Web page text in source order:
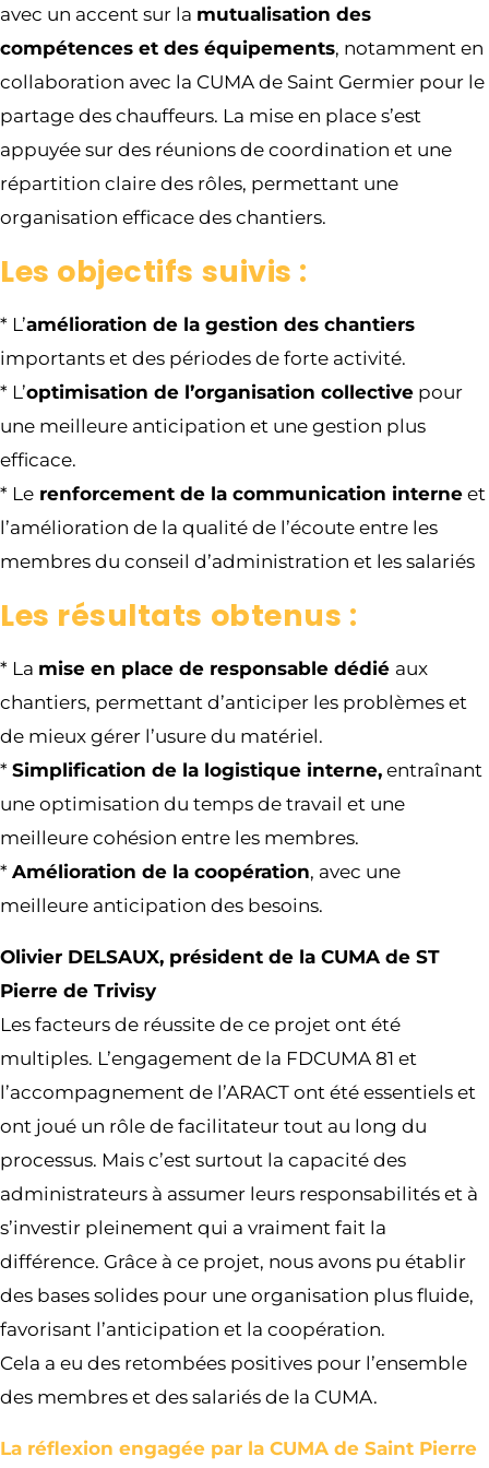
avec un accent sur la mutualisation des
compétences et des équipements, notamment en
collaboration avec la CUMA de Saint Germier pour le
partage des chauffeurs. La mise en place s’est
appuyée sur des réunions de coordination et une
répartition claire des rôles, permettant une
organisation efficace des chantiers.
Les objectifs suivis :
* L’amélioration de la gestion des chantiers
importants et des périodes de forte activité.
* L’optimisation de l’organisation collective pour
une meilleure anticipation et une gestion plus
efficace.
* Le renforcement de la communication interne et
l’amélioration de la qualité de l’écoute entre les
membres du conseil d’administration et les salariés
Les résultats obtenus :
* La mise en place de responsable dédié aux
chantiers, permettant d’anticiper les problèmes et
de mieux gérer l’usure du matériel.
* Simplification de la logistique interne, entraînant
une optimisation du temps de travail et une
meilleure cohésion entre les membres.
* Amélioration de la coopération, avec une
meilleure anticipation des besoins.
Olivier DELSAUX, président de la CUMA de ST
Pierre de Trivisy
Les facteurs de réussite de ce projet ont été
multiples. L’engagement de la FDCUMA 81 et
l’accompagnement de l’ARACT ont été essentiels et
ont joué un rôle de facilitateur tout au long du
processus. Mais c’est surtout la capacité des
administrateurs à assumer leurs responsabilités et à
s’investir pleinement qui a vraiment fait la
différence. Grâce à ce projet, nous avons pu établir
des bases solides pour une organisation plus fluide,
favorisant l’anticipation et la coopération.
Cela a eu des retombées positives pour l’ensemble
des membres et des salariés de la CUMA.
La réflexion engagée par la CUMA de Saint Pierre